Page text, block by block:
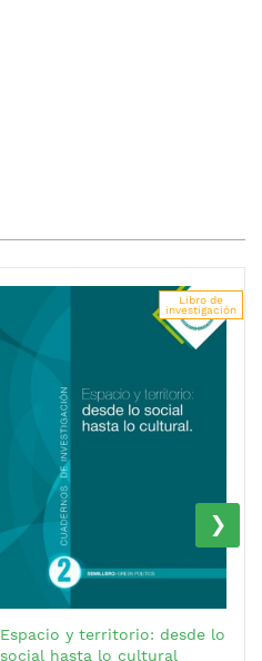
Libro de
investigación
Espacio y territorio: desde lo
social hasta lo cultural
›